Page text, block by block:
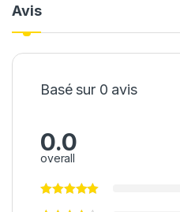
Avis
Basé sur 0 avis
0.0
overall